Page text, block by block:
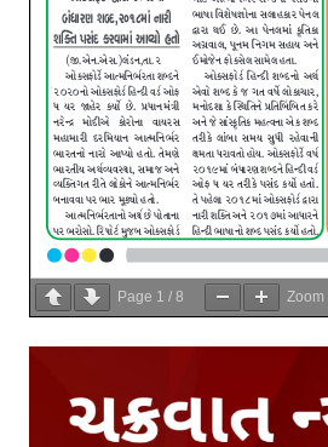
Page 1 / 8 Zoom